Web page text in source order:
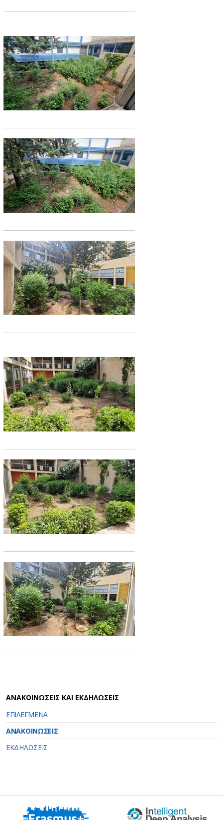
ΑΝΑΚΟΙΝΩΣΕΙΣ ΚΑΙ ΕΚΔΗΛΩΣΕΙΣ
ΕΠΙΛΕΓΜΕΝΑ
ΑΝΑΚΟΙΝΩΣΕΙΣ
ΕΚΔΗΛΩΣΕΙΣ